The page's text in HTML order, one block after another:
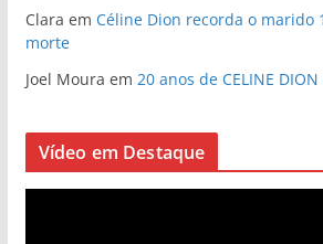
Clara em Céline Dion recorda o marido
morte
Joel Moura em 20 anos de CELINE
Vídeo em Destaque